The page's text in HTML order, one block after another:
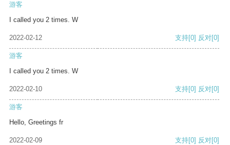
游客
I called you 2 times. W
2022-02-12 支持[0] 反对[0]
游客
I called you 2 times. W
2022-02-10 支持[0] 反对[0]
游客
Hello, Greetings fr
2022-02-09 支持[0] 反对[0]